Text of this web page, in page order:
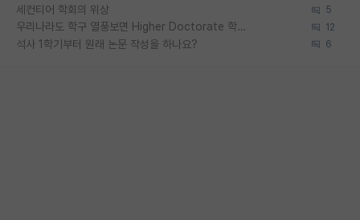
세컨티어 학회의 위상 5
우리나라도 학구 열풍보면 Higher Doctorate 학위가 필요하다고 봅니다. 12
석사 1학기부터 원래 논문 작성을 하나요? 6